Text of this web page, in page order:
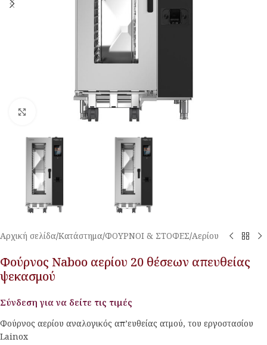
Κλικ για μεγέθυνση
Αρχική σελίδα/Κατάστημα/ΦΟΥΡΝΟΙ & ΣΤΟΦΕΣ/Αερίου
Φούρνος Naboo αερίου 20 θέσεων απευθείας
ψεκασμού
Σύνδεση για να δείτε τις τιμές
Φούρνος αερίου αναλογικός απ’ευθείας ατμού, του εργοστασίου
Lainox